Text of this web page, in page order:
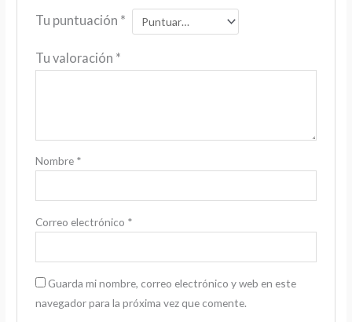
Tu puntuación *
Tu valoración *
Nombre *
Correo electrónico *
Guarda mi nombre, correo electrónico y web en este
navegador para la próxima vez que comente.